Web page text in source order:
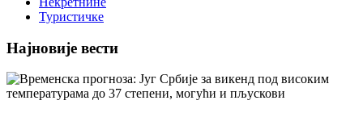
Туристичке
Најновије вести